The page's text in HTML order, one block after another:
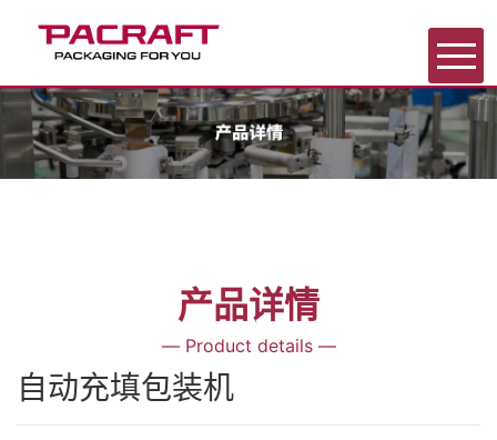
首页
新闻中心
产品详情
— Product details —
自动充填包装机